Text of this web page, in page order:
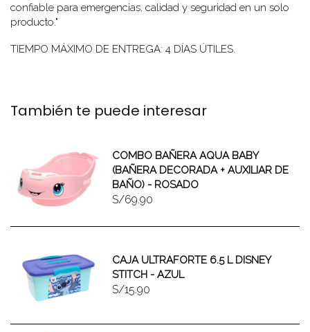
confiable para emergencias, calidad y seguridad en un solo
producto."
TIEMPO MÁXIMO DE ENTREGA: 4 DÍAS ÚTILES.
También te puede interesar
COMBO BAÑERA AQUA BABY
(BAÑERA DECORADA + AUXILIAR DE
BAÑO) - ROSADO
S/69.90
CAJA ULTRAFORTE 6.5 L DISNEY
STITCH - AZUL
S/15.90